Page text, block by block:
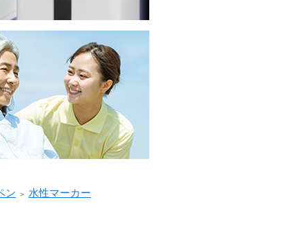
ン ＞ 水性マーカー